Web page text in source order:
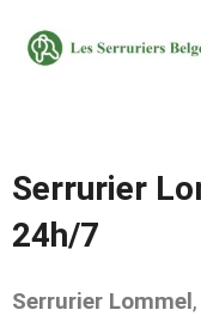
Serrurier
24h/7
Serrurier Lommel